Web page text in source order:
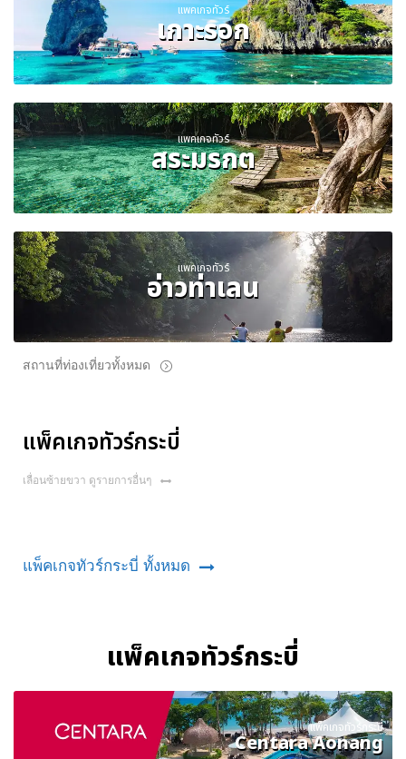
แพคเกจทัวร์
เกาะรอก
แพคเกจทัวร์
สระมรกต
แพคเกจทัวร์
อ่าวท่าเลน
สถานที่ท่องเที่ยวทั้งหมด
แพ็คเกจทัวร์กระบี่
เลื่อนซ้ายขวา ดูรายการอื่นๆ
แพ็คเกจทัวร์กระบี่ ทั้งหมด
แพ็คเกจทัวร์กระบี่
แพ็คเกจทัวร์กระบี่
Centara Aonang